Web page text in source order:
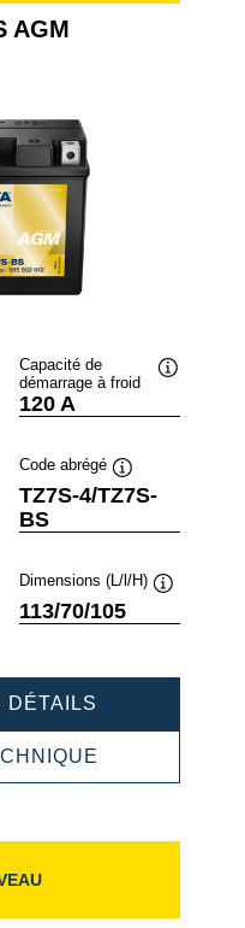
AGM
Capacité de
démarrage à froid
120 A
Code abrégé
Infobulle
TZ7S-4/TZ7S-
BS
Dimensions (L/l/H)
113/70/105
DÉTAILS
505902012